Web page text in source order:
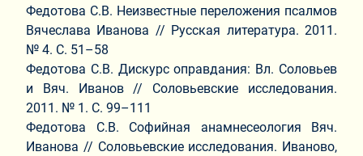
Федотова С.В. Неизвестные переложения псалмов
Вячеслава Иванова // Русская литература. 2011.
№ 4. С. 51–58
Федотова С.В. Дискурс оправдания: Вл. Соловьев
и Вяч. Иванов // Соловьевские исследования.
2011. № 1. С. 99–111
Федотова С.В. Софийная анамнесеология Вяч.
Иванова // Соловьевские исследования. Иваново,